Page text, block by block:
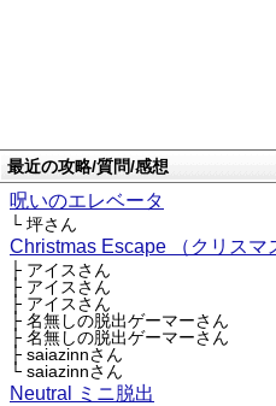
最近の攻略/質問/感想
呪いのエレベータ
└ 坪さん
Christmas Escape （クリスマ
├ アイスさん
├ アイスさん
├ アイスさん
├ 名無しの脱出ゲーマーさん
├ 名無しの脱出ゲーマーさん
├ saiazinnさん
└ saiazinnさん
Neutral ミニ脱出